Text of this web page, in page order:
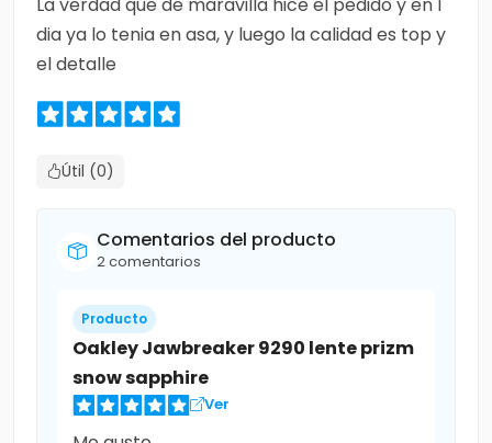
dia ya lo tenia en asa, y luego la calidad es top y
el detalle
Útil (0)
Comentarios del producto
2 comentarios
Producto
Oakley Jawbreaker 9290 lente prizm
snow sapphire
Ver